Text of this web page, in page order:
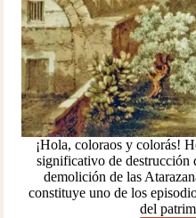
¡Hola, coloraos y colorás!
significativo de destrucción
demolición de las
constituye uno de los
del